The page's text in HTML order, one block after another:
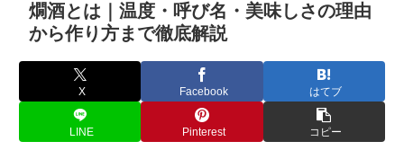
燗酒とは｜温度・呼び名・美味しさの理由
から作り方まで徹底解説
X Facebook はてブ
LINE Pinterest コピー